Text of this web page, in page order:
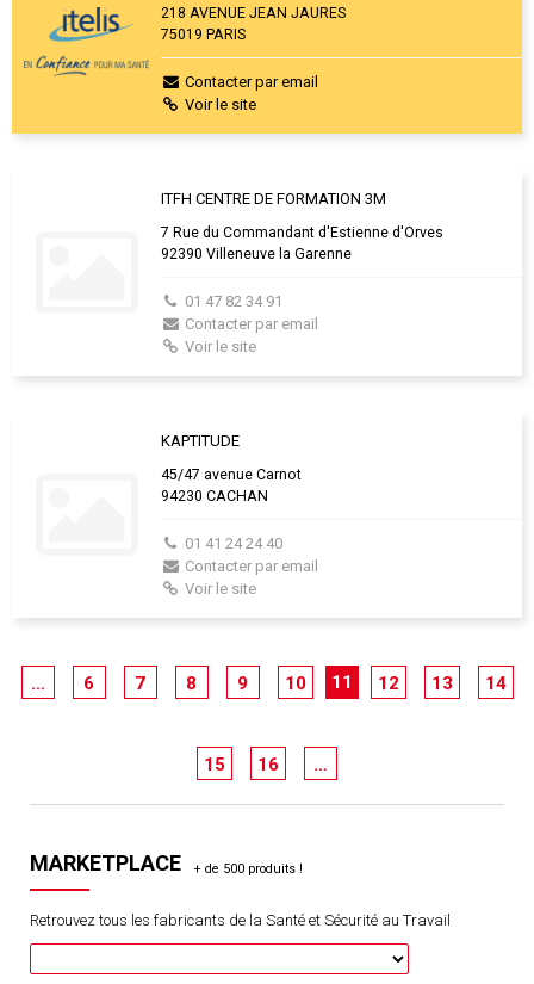
218 AVENUE JEAN JAURES
75019 PARIS
Contacter par email
Voir le site
ITFH CENTRE DE FORMATION 3M
7 Rue du Commandant d'Estienne d'Orves
92390 Villeneuve la Garenne
01 47 82 34 91
Contacter par email
Voir le site
KAPTITUDE
45/47 avenue Carnot
94230 CACHAN
01 41 24 24 40
Contacter par email
Voir le site
… 6 7 8 9 10 11 12 13 14
15 16 …
MARKETPLACE
Retrouvez tous les fabricants de la Santé et Sécurité au Travail